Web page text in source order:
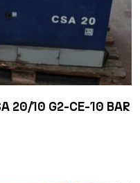
20/10 G2-CE-10 BAR